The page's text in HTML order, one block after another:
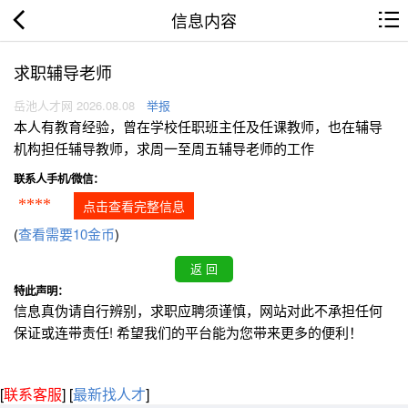
信息内容
求职辅导老师
岳池人才网 2026.08.08 举报
本人有教育经验，曾在学校任职班主任及任课教师，也在辅导
机构担任辅导教师，求周一至周五辅导老师的工作
联系人手机/微信：
**** 点击查看完整信息
(查看需要10金币)
特此声明：
信息真伪请自行辨别，求职应聘须谨慎，网站对此不承担任何
保证或连带责任! 希望我们的平台能为您带来更多的便利！
[联系客服] [最新找人才]